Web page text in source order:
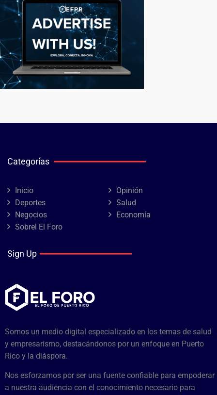
Categorías
Inicio
Opinión
Deportes
Salud
Negocios
Economía
Sobrel El Foro
Sign Up
Somos un medio digital especializado en los temas de salud
y empresarismo, destacándonos por un enfoque en Puerto
Rico y la diáspora.
Nos esforzamos por ser una fuente confiable para empoderar
a nuestra audiencia con el conocimiento necesario para